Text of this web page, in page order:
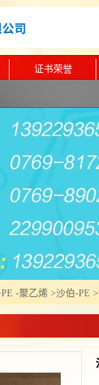
证书荣誉
PE -聚乙烯>沙伯-PE